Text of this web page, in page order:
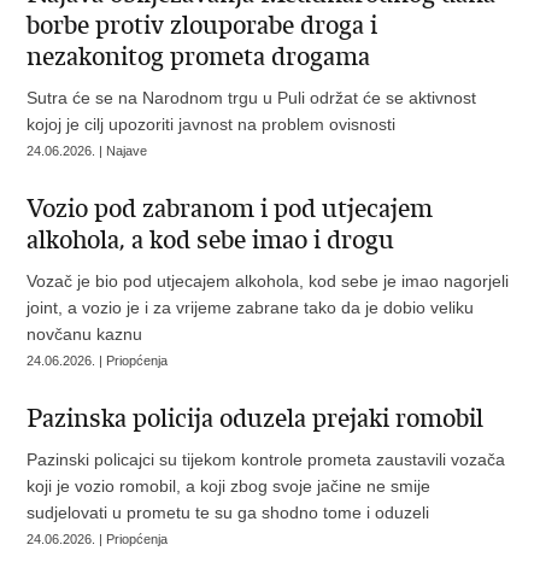
borbe protiv zlouporabe droga i
nezakonitog prometa drogama
Sutra će se na Narodnom trgu u Puli održat će se aktivnost
kojoj je cilj upozoriti javnost na problem ovisnosti
24.06.2026. | Najave
Vozio pod zabranom i pod utjecajem
alkohola, a kod sebe imao i drogu
Vozač je bio pod utjecajem alkohola, kod sebe je imao nagorjeli
joint, a vozio je i za vrijeme zabrane tako da je dobio veliku
novčanu kaznu
24.06.2026. | Priopćenja
Pazinska policija oduzela prejaki romobil
Pazinski policajci su tijekom kontrole prometa zaustavili vozača
koji je vozio romobil, a koji zbog svoje jačine ne smije
sudjelovati u prometu te su ga shodno tome i oduzeli
24.06.2026. | Priopćenja